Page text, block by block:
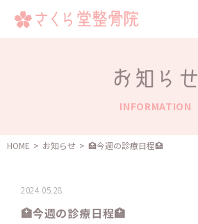
診療メニュー
スタッフ一覧
お知らせ
INFORMATION
HOME > お知らせ > 🏥今週の診療日程🏥
2024.05.28
🏥今週の診療日程🏥